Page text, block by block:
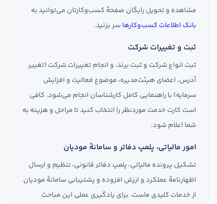
مشاهده و تحویل رایگان صفحهٔ کسب‌وکارتان می‌توانید به
بانک اطلاعات کسب‌وکارهاسر بزنید.
ثبت و تغییرات شرکت
ثبت انواع شرکت و ثبت برند، و انجام تغییرات شرکت (تغییر
آدرس، اعضای هیئت‌مدیره، موضوع فعالیت و افزایش
سرمایه) با راهنمایی کامل کارشناسان انجام می‌شود. کافی
است کارت خدمت موردنظر را انتخاب کنید تا مراحل و هزینه به
شما اعلام شود.
امور مالیاتی، پلمپ دفاتر و سامانهٔ مودیان
تشکیل پرونده مالیاتی، پلمپ دفاتر قانونی، تنظیم و ارسال
اظهارنامهٔ عملکرد و ارزش افزوده و پشتیبانی سامانهٔ مودیان
از خدمات کلیدی ماست. برای یادگیری عملی این مباحث